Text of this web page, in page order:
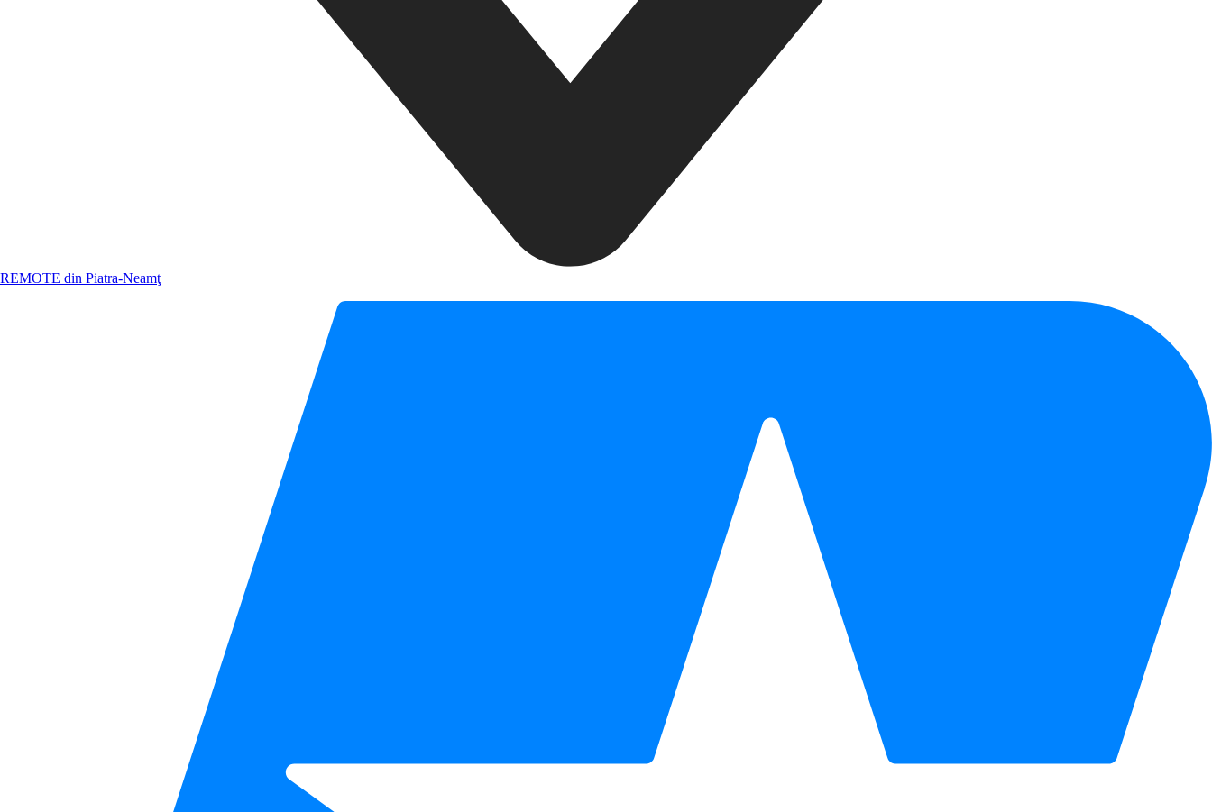
REMOTE din Piatra-Neamţ